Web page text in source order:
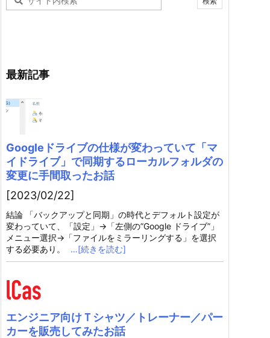
最新記事
Googleドライブの仕様が変わっていて「マ
イドライブ」で同期するローカルフォルダの
変更に手間取ったお話
[2023/02/22]
結論 「バックアップと同期」の時代とデフォルト設定が
変わっていて、「設定」→「左側の”Google ドライブ”」
メニュー選択→「ファイルをミラーリングする」を選択
する必要あり。
…[続きを読む]
エンジニア向けＴシャツ／トレーナー／パー
カーを販売してみたお話